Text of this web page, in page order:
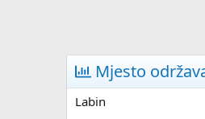
Mjesto
Labin